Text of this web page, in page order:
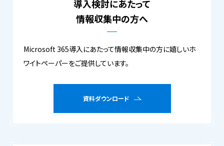
導入検討にあたって
情報収集中の方へ
Microsoft 365導入にあたって情報収集中の方に嬉しいホ
ワイトペーパーをご提供しています。
資料ダウンロード